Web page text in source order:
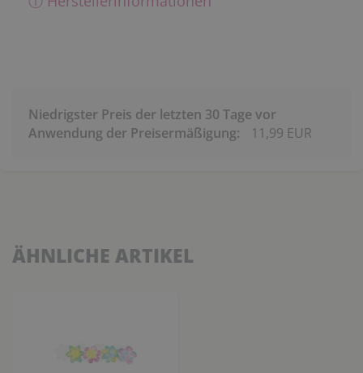
Niedrigster Preis der letzten 30 Tage vor
Anwendung der Preisermäßigung:
11,99 EUR
ÄHNLICHE ARTIKEL